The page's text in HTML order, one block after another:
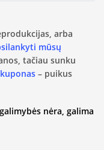
arba
mūsų
tačiau sunku
– puikus
nėra, galima